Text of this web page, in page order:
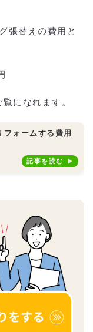
張替えの費用と
になれます。
フォームする費用
記事を読む